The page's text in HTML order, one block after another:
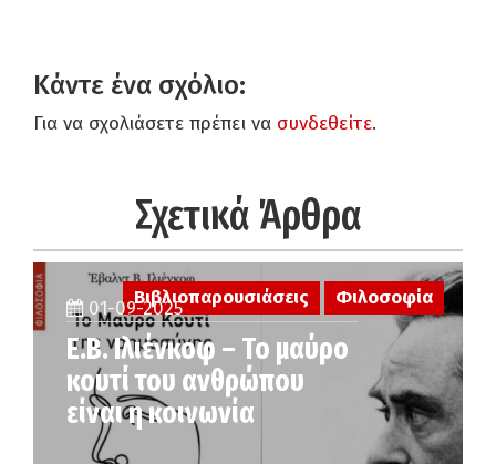
Κάντε ένα σχόλιο:
Για να σχολιάσετε πρέπει να συνδεθείτε.
Σχετικά Άρθρα
Βιβλιοπαρουσιάσεις Φιλοσοφία
01-09-2025
Ε.Β. Ιλιένκοφ – Το μαύρο
κουτί του ανθρώπου
είναι η κοινωνία